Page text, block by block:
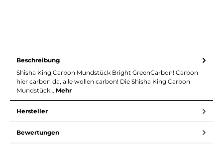
Beschreibung
Shisha King Carbon Mundstück Bright GreenCarbon! Carbon
hier carbon da, alle wollen carbon! Die Shisha King Carbon
Mundstück… Mehr
Hersteller
Bewertungen